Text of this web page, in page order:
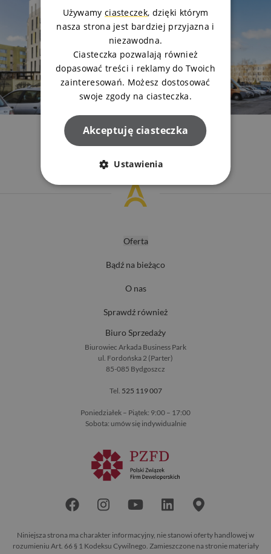
Oferta
Bądź na bieżąco
O nas
Sprawdź również
Biuro Sprzedaży
Biurowiec Arkada Business Park
ul. Fordońska 2 (Parter)
85-085 Bydgoszcz
Tel. 525 119 007
Poniedziałek – Piątek: 9:00 – 17:00
Sobota: umów się indywidualnie
Niniejsza strona ma charakter informacyjny, nie stanowi oferty handlowej w
rozumieniu Art. 66 § 1 Kodeksu Cywilnego. Zamieszczone na stronie materiały
Używamy ciasteczek, dzięki którym
nasza strona jest bardziej przyjazna i
niezawodna.
Ciasteczka pozwalają również
dopasować treści i reklamy do Twoich
zainteresowań. Możesz dostosować
swoje zgody na ciasteczka.
Akceptuję ciasteczka
Ustawienia